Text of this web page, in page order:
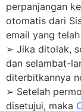
perpanjangan
otomatis dari
email yang
➢ Jika ditolak,
dan selambat-
diterbitkannya
➢ Setelah
disetujui, maka